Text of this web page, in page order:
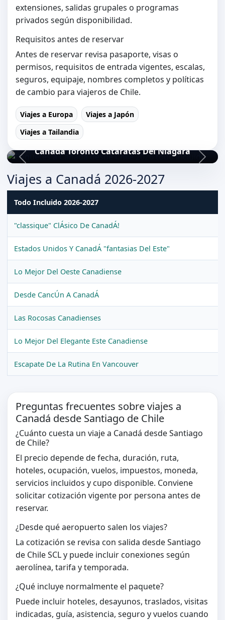
extensiones, salidas grupales o programas
privados según disponibilidad.
Requisitos antes de reservar
Antes de reservar revisa pasaporte, visas o
permisos, requisitos de entrada vigentes, escalas,
seguros, equipaje, nombres completos y políticas
de cambio para viajeros de Chile.
Viajes a Europa
Viajes a Japón
Viajes a Tailandia
Canada Toronto Cataratas Del Niagara
Viajes a Canadá 2026-2027
Todo Incluido 2026-2027
"classique" ClÁsico De CanadÁ!
Estados Unidos Y CanadÁ "fantasias Del Este"
Lo Mejor Del Oeste Canadiense
Desde CancÚn A CanadÁ
Las Rocosas Canadienses
Lo Mejor Del Elegante Este Canadiense
Escapate De La Rutina En Vancouver
Preguntas frecuentes sobre viajes a
Canadá desde Santiago de Chile
¿Cuánto cuesta un viaje a Canadá desde Santiago
de Chile?
El precio depende de fecha, duración, ruta,
hoteles, ocupación, vuelos, impuestos, moneda,
servicios incluidos y cupo disponible. Conviene
solicitar cotización vigente por persona antes de
reservar.
¿Desde qué aeropuerto salen los viajes?
La cotización se revisa con salida desde Santiago
de Chile SCL y puede incluir conexiones según
aerolínea, tarifa y temporada.
¿Qué incluye normalmente el paquete?
Puede incluir hoteles, desayunos, traslados, visitas
indicadas, guía, asistencia, seguro y vuelos cuando